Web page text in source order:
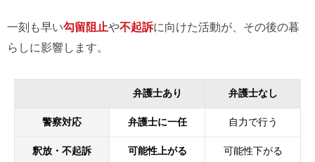
一刻も早い勾留阻止や不起訴に向けた活動が、その後の暮
らしに影響します。
弁護士あり 弁護士なし
警察対応 弁護士に一任 自力で行う
釈放・不起訴 可能性上がる 可能性下がる